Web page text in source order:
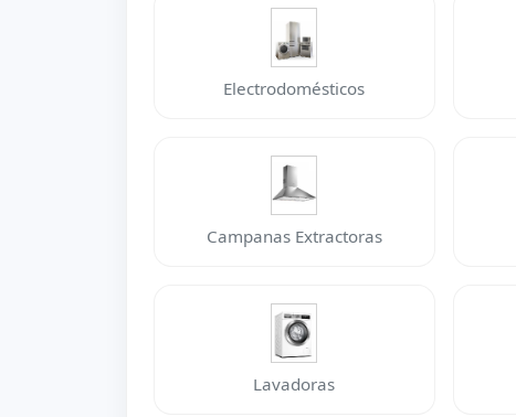
Electrodomésticos
Campanas Extractoras
Lavadoras